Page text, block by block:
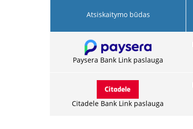
Atsiskaitymo būdas
Paysera Bank Link paslauga
Citadele Bank Link paslauga